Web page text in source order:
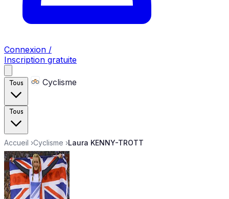
Connexion /
Inscription gratuite
Tous Cyclisme
Tous
Accueil ›Cyclisme ›Laura KENNY-TROTT